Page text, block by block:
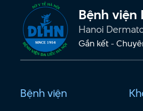
Bệnh viện
Hanoi
Gắn kết -
Bệnh viện